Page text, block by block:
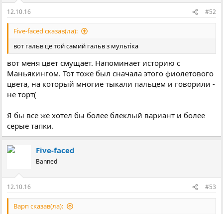
12.10.16 #52
Five-faced сказав(ла):
вот гальв це той самий гальв з мультіка
вот меня цвет смущает. Напоминает историю с
Маньякингом. Тот тоже был сначала этого фиолетового
цвета, на который многие тыкали пальцем и говорили -
не торт(
Я бы всё же хотел бы более блеклый вариант и более
серые тапки.
Five-faced
Banned
12.10.16 #53
Варп сказав(ла):